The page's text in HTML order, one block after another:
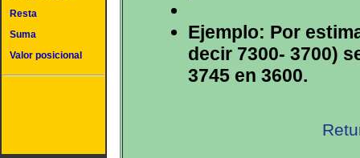
Resta
Suma
Valor posicional
Ejemplo: Por
decir 7300- 3700)
3745 en 3600.